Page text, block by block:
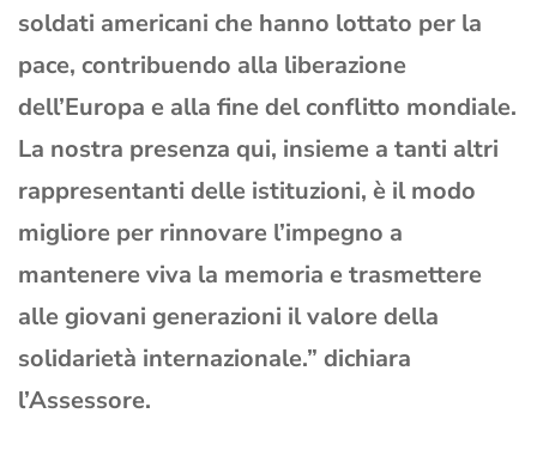
soldati americani che hanno lottato per la
pace, contribuendo alla liberazione
dell’Europa e alla fine del conflitto mondiale.
La nostra presenza qui, insieme a tanti altri
rappresentanti delle istituzioni, è il modo
migliore per rinnovare l’impegno a
mantenere viva la memoria e trasmettere
alle giovani generazioni il valore della
solidarietà internazionale.” dichiara
l’Assessore.